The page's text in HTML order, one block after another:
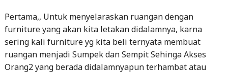
Pertama,, Untuk menyelaraskan ruangan dengan
furniture yang akan kita letakan didalamnya, karna
sering kali furniture yg kita beli ternyata membuat
ruangan menjadi Sumpek dan Sempit Sehinga Akses
Orang2 yang berada didalamnyapun terhambat atau